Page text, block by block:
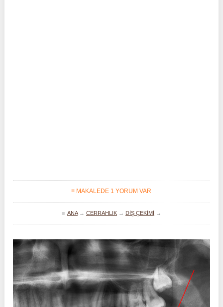
≡ MAKALEDE 1 YORUM VAR
≡ ANA→ CERRAHLIK→ DIŞ ÇEKIMI →